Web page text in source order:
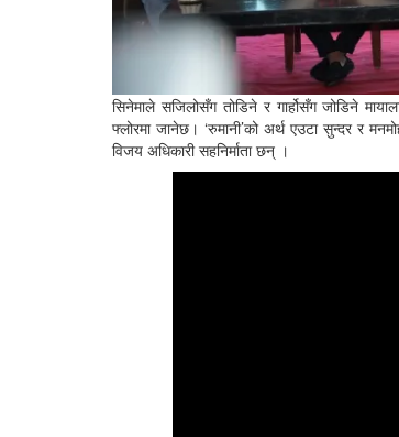
सिनेमाले सजिलोसँग तोडिने र गार्होसँग जोडिने
फ्लोरमा जानेछ। ‘रुमानी’को अर्थ एउटा सुन्दर र
विजय अधिकारी सहनिर्माता छन् ।